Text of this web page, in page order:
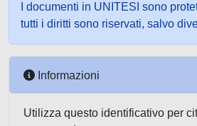
I documenti in UNITESI sono
tutti i diritti sono riservati, salvo
Informazioni
Utilizza questo identificativo per